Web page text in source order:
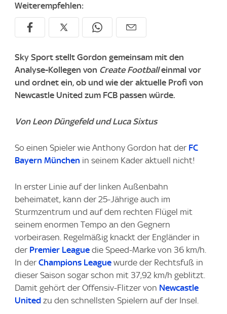
Weiterempfehlen:
Sky Sport stellt Gordon gemeinsam mit den
Analyse-Kollegen von Create Footballeinmal vor
und ordnet ein, ob und wie der aktuelle Profi von
Newcastle United zum FCB passen würde.
Von Leon Düngefeld und Luca Sixtus
So einen Spieler wie Anthony Gordon hat der FC
Bayern München in seinem Kader aktuell nicht!
In erster Linie auf der linken Außenbahn
beheimatet, kann der 25-Jährige auch im
Sturmzentrum und auf dem rechten Flügel mit
seinem enormen Tempo an den Gegnern
vorbeirasen. Regelmäßig knackt der Engländer in
der Premier League die Speed-Marke von 36 km/h.
In der Champions League wurde der Rechtsfuß in
dieser Saison sogar schon mit 37,92 km/h geblitzt.
Damit gehört der Offensiv-Flitzer von Newcastle
United zu den schnellsten Spielern auf der Insel.